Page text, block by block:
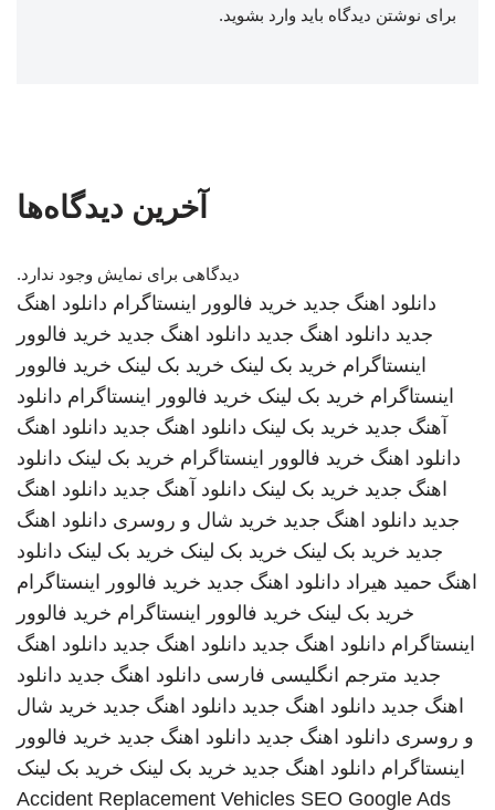
برای نوشتن دیدگاه باید وارد بشوید.
آخرین دیدگاه‌ها
دیدگاهی برای نمایش وجود ندارد.
دانلود اهنگ جدید خرید فالوور اینستاگرام دانلود اهنگ
جدید دانلود اهنگ جدید دانلود اهنگ جدید خرید فالوور
اینستاگرام خرید بک لینک خرید بک لینک خرید فالوور
اینستاگرام خرید بک لینک خرید فالوور اینستاگرام دانلود
آهنگ جدید خرید بک لینک دانلود اهنگ جدید دانلود اهنگ
دانلود اهنگ خرید فالوور اینستاگرام خرید بک لینک دانلود
اهنگ جدید خرید بک لینک دانلود آهنگ جدید دانلود اهنگ
جدید دانلود اهنگ جدید خرید شال و روسری دانلود اهنگ
جدید خرید بک لینک خرید بک لینک خرید بک لینک دانلود
اهنگ حمید هیراد دانلود اهنگ جدید خرید فالوور اینستاگرام
خرید بک لینک خرید فالوور اینستاگرام خرید فالوور
اینستاگرام دانلود اهنگ جدید دانلود اهنگ جدید دانلود اهنگ
جدید مترجم انگلیسی فارسی دانلود اهنگ جدید دانلود
اهنگ جدید دانلود اهنگ جدید دانلود اهنگ جدید خرید شال
و روسری دانلود اهنگ جدید دانلود اهنگ جدید خرید فالوور
اینستاگرام دانلود اهنگ جدید خرید بک لینک خرید بک لینک
Accident Replacement Vehicles SEO Google Ads